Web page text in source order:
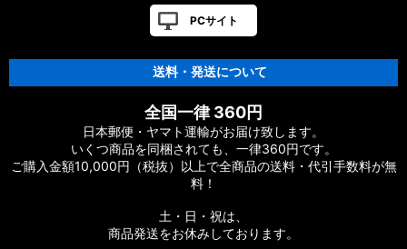
PCサイト
送料・発送について
全国一律 360円
日本郵便・ヤマト運輸がお届け致します。
いくつ商品を同梱されても、一律360円です。
ご購入金額10,000円（税抜）以上で全商品の送料・代引手数料が無
料！
土・日・祝は、
商品発送をお休みしております。